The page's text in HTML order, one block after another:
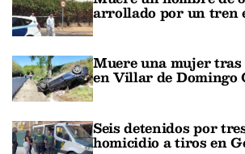
arrollado por un tren
Muere una mujer tras
en Villar de Domingo
Seis detenidos por
homicidio a tiros en